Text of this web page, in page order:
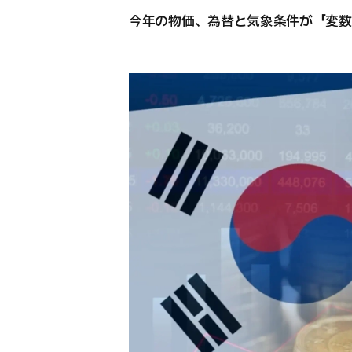
今年の物価、為替と気象条件が「変